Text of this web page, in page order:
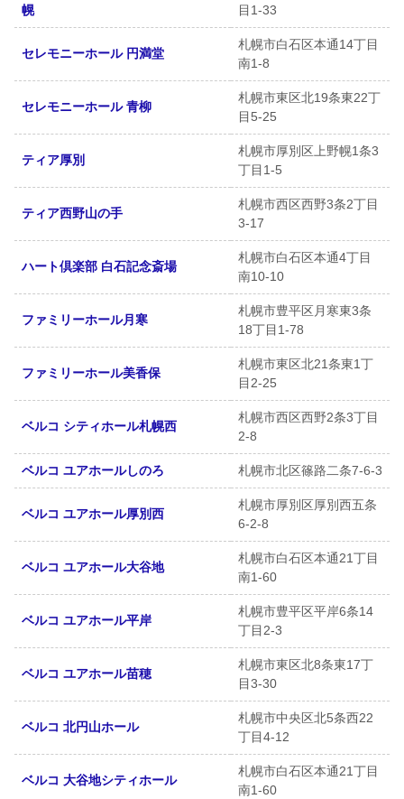
幌
目1-33
セレモニーホール 円満堂
札幌市白石区本通14丁目
南1-8
セレモニーホール 青柳
札幌市東区北19条東22丁
目5-25
ティア厚別
札幌市厚別区上野幌1条3
丁目1-5
ティア西野山の手
札幌市西区西野3条2丁目
3-17
ハート倶楽部 白石記念斎場
札幌市白石区本通4丁目
南10-10
ファミリーホール月寒
札幌市豊平区月寒東3条
18丁目1-78
ファミリーホール美香保
札幌市東区北21条東1丁
目2-25
ベルコ シティホール札幌西
札幌市西区西野2条3丁目
2-8
ベルコ ユアホールしのろ 札幌市北区篠路二条7-6-3
ベルコ ユアホール厚別西
札幌市厚別区厚別西五条
6-2-8
ベルコ ユアホール大谷地
札幌市白石区本通21丁目
南1-60
ベルコ ユアホール平岸
札幌市豊平区平岸6条14
丁目2-3
ベルコ ユアホール苗穂
札幌市東区北8条東17丁
目3-30
ベルコ 北円山ホール
札幌市中央区北5条西22
丁目4-12
ベルコ 大谷地シティホール
札幌市白石区本通21丁目
南1-60